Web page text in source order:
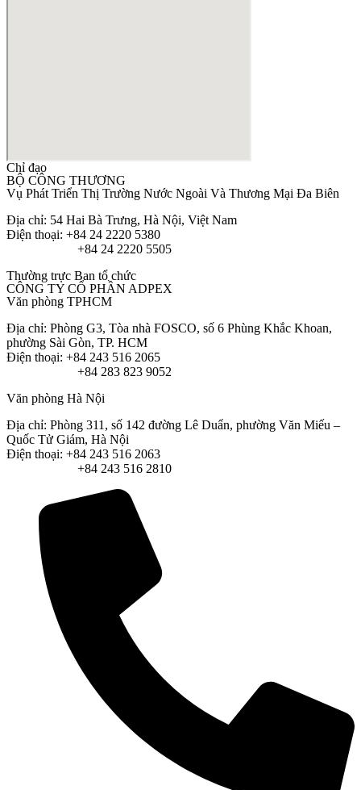
Chỉ đạo
BỘ CÔNG THƯƠNG
Vụ Phát Triển Thị Trường Nước Ngoài Và Thương Mại Đa Biên
Địa chỉ: 54 Hai Bà Trưng, Hà Nội, Việt Nam
Điện thoại: +84 24 2220 5380
+84 24 2220 5505
Thường trực Ban tổ chức
CÔNG TY CỔ PHẦN ADPEX
Văn phòng TPHCM
Địa chỉ: Phòng G3, Tòa nhà FOSCO, số 6 Phùng Khắc Khoan,
phường Sài Gòn, TP. HCM
Điện thoại: +84 243 516 2065
+84 283 823 9052
Văn phòng Hà Nội
Địa chỉ: Phòng 311, số 142 đường Lê Duẩn, phường Văn Miếu –
Quốc Tử Giám, Hà Nội
Điện thoại: +84 243 516 2063
+84 243 516 2810